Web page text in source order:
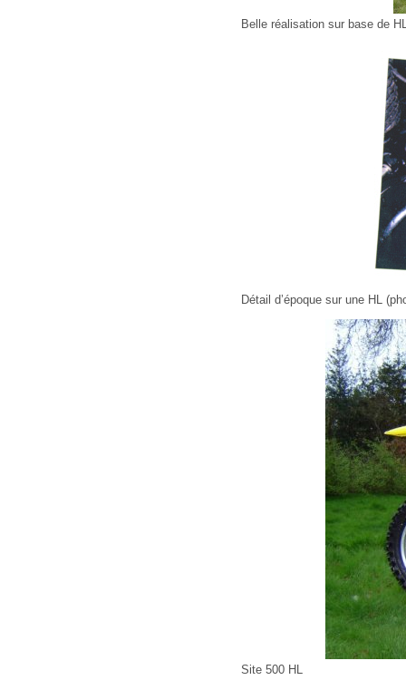
Belle réalisation sur base de
Détail d’époque sur une HL
Site 500 HL